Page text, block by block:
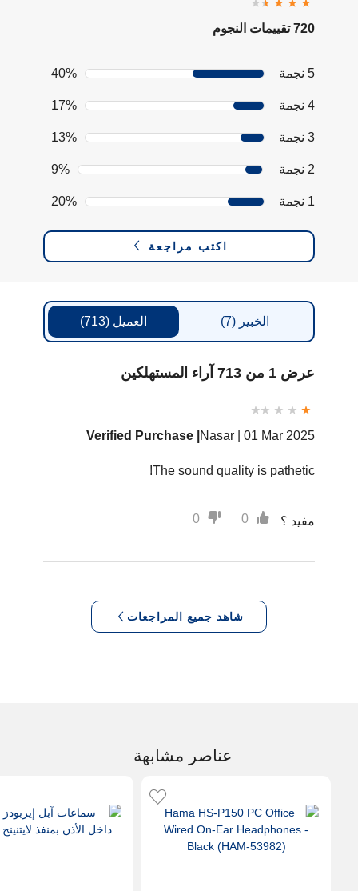
720 تقييمات النجوم
5 نجمة 40%
4 نجمة 17%
3 نجمة 13%
2 نجمة 9%
1 نجمة 20%
اكتب مراجعة
العميل (713) الخبير(7)
عرض 1 من 713 آراء المستهلكين
Verified Purchase | Nasar | 01 Mar 2025
The sound quality is pathetic!
مفيد ؟ 0
0
شاهد جميع المراجعات
عناصر مشابهة